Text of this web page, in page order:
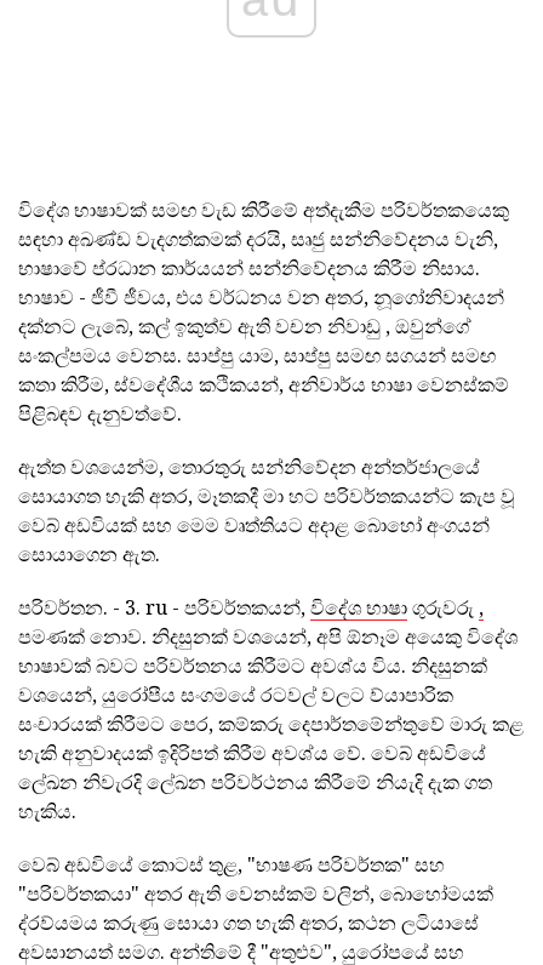
විදේශ භාෂාවක් සමඟ වැඩ කිරීමේ අත්දැකීම පරිවර්තකයෙකු
සඳහා අඛණ්ඩ වැදගත්කමක් දරයි, සෘජු සන්නිවේදනය වැනි,
භාෂාවේ ප්රධාන කාර්යයන් සන්නිවේදනය කිරීම නිසාය.
භාෂාව - ජීවී ජීවය, එය වර්ධනය වන අතර, නූගෝනිවාදයන්
දක්නට ලැබේ, කල් ඉකුත්ව ඇති වචන නිවාඩු , ඔවුන්ගේ
සංකල්පමය වෙනස. සාප්පු යාම, සාප්පු සමඟ සගයන් සමඟ
කතා කිරීම, ස්වදේශීය කථිකයන්, අනිවාර්ය භාෂා වෙනස්කම්
පිළිබඳව දැනුවත්වේ.
ඇත්ත වශයෙන්ම, තොරතුරු සන්නිවේදන අන්තර්ජාලයේ
සොයාගත හැකි අතර, මෑතකදී මා හට පරිවර්තකයන්ට කැප වූ
වෙබ් අඩවියක් සහ මෙම වෘත්තියට අදාළ බොහෝ අංගයන්
සොයාගෙන ඇත.
පරිවර්තන. - 3. ru - පරිවර්තකයන්,විදේශ භාෂාගුරුවරු ,
පමණක් නොව. නිදසුනක් වශයෙන්, අපි ඕනෑම අයෙකු විදේශ
භාෂාවක් බවට පරිවර්තනය කිරීමට අවශ්ය විය. නිදසුනක්
වශයෙන්, යුරෝපීය සංගමයේ රටවල් වලට ව්යාපාරික
සංචාරයක් කිරීමට පෙර, කම්කරු දෙපාර්තමේන්තුවේ මාරු කළ
හැකි අනුවාදයක් ඉදිරිපත් කිරීම අවශ්ය වේ. වෙබ් අඩවියේ
ලේඛන නිවැරදි ලේඛන පරිවර්ථනය කිරීමේ නියැදි දැක ගත
හැකිය.
වෙබ් අඩවියේ කොටස් තුළ, "භාෂණ පරිවර්තක" සහ
"පරිවර්තකයා" අතර ඇති වෙනස්කම් වලින්, බොහෝමයක්
ද්රව්යමය කරුණු සොයා ගත හැකි අතර, කථන ලටියාසේ
අවසානයත් සමග. අන්තිමේ දී "අතුළුව", යුරෝපයේ සහ